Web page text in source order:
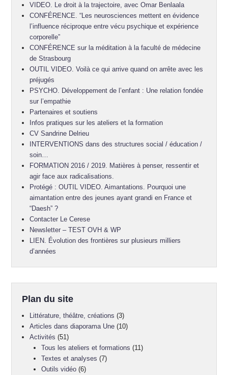
VIDEO. Le droit à la trajectoire, avec Omar Benlaala
CONFÉRENCE. “Les neurosciences mettent en évidence
l’influence réciproque entre vécu psychique et expérience
corporelle”
CONFÉRENCE sur la méditation à la faculté de médecine
de Strasbourg
OUTIL VIDEO. Voilà ce qui arrive quand on arrête avec les
préjugés
PSYCHO. Développement de l’enfant : Une relation fondée
sur l’empathie
Partenaires et soutiens
Infos pratiques sur les ateliers et la formation
CV Sandrine Delrieu
INTERVENTIONS dans des structures social / éducation /
soin…
FORMATION 2016 / 2019. Matières à penser, ressentir et
agir face aux radicalisations.
Protégé : OUTIL VIDEO. Aimantations. Pourquoi une
aimantation entre des jeunes ayant grandi en France et
“Daesh” ?
Contacter Le Cerese
Newsletter – TEST OVH & WP
LIEN. Évolution des frontières sur plusieurs milliers
d’années
Plan du site
Littérature, théâtre, créations (3)
Articles dans diaporama Une (10)
Activités (51)
Tous les ateliers et formations (11)
Textes et analyses (7)
Outils vidéo(6)